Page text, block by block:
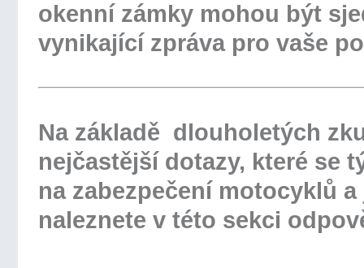
okenní zámky mohou být
vynikající zpráva pro vaše
Na základě dlouholetých
nejčastější dotazy, které se
na zabezpečení motocyklů
naleznete v této sekci